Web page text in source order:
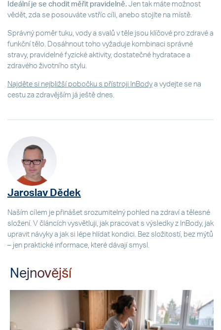
Ideální je se chodit měřit pravidelně. Jen tak máte možnost
vědět, zda se posouváte vstříc cíli, anebo stojíte na místě.
Správný poměr tuku, vody a svalů v těle jsou klíčové pro zdravé a
funkční tělo. Dosáhnout toho vyžaduje kombinaci správné
stravy, pravidelné fyzické aktivity, dostatečné hydratace a
zdravého životního stylu.
Najděte si nejbližší pobočku s přístroji InBodya vydejte se na
cestu za zdravějším já ještě dnes.
Jaroslav Dědek
Naším cílem je přinášet srozumitelný pohled na zdraví a tělesné
složení. V článcích vysvětluji, jak pracovat s výsledky z InBody, jak
upravit návyky a jak si lépe hlídat kondici. Bez složitostí, bez mýtů
– jen praktické informace, které dávají smysl.
Nejnovější